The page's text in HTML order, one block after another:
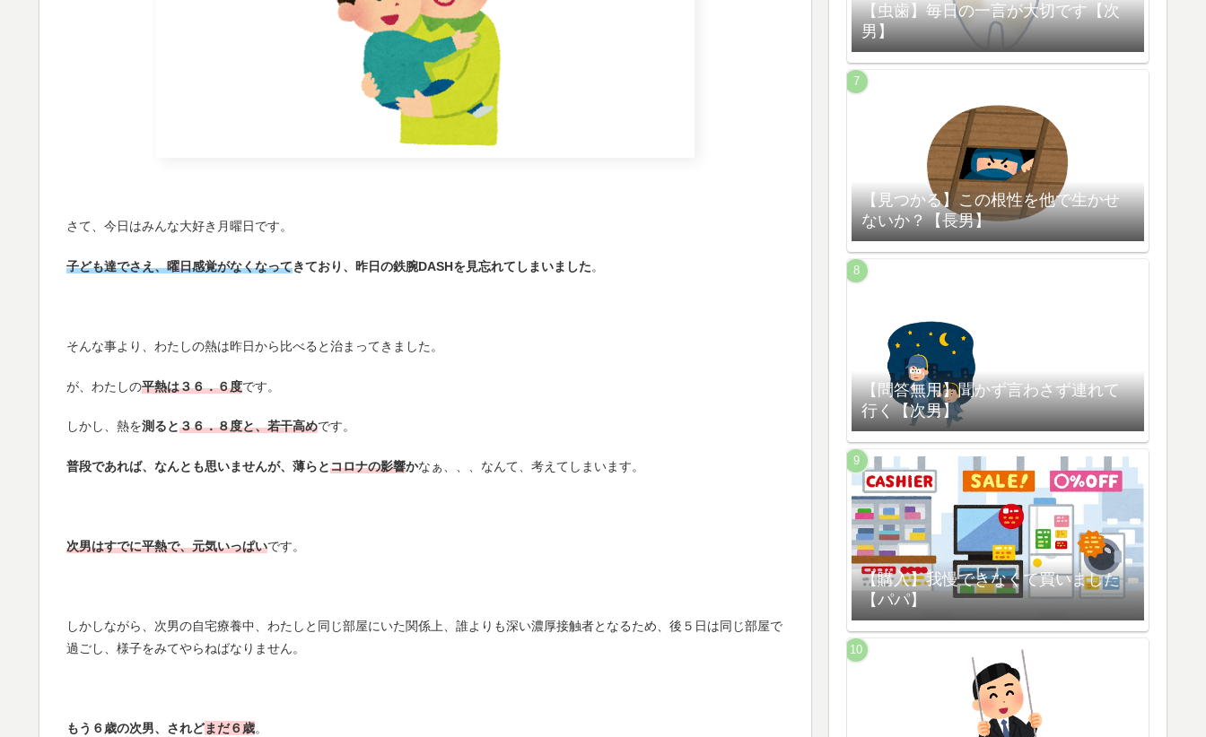
さて、今日はみんな大好き月曜日です。
子ども達でさえ、曜日感覚がなくなってきており、昨日の鉄腕DASHを見忘れてしまいました。
そんな事より、わたしの熱は昨日から比べると治まってきました。
が、わたしの平熱は３６．６度です。
しかし、熱を測ると３６．８度と、若干高めです。
普段であれば、なんとも思いませんが、薄らとコロナの影響かなぁ、、、なんて、考えてしまいます。
次男はすでに平熱で、元気いっぱいです。
しかしながら、次男の自宅療養中、わたしと同じ部屋にいた関係上、誰よりも深い濃厚接触者となるため、後５日は同じ部屋で
過ごし、様子をみてやらねばなりません。
もう６歳の次男、されどまだ６歳。
【虫歯】毎日の一言が大切です【次
男】
【見つかる】この根性を他で生かせ
ないか？【長男】
【問答無用】聞かず言わさず連れて
行く【次男】
【購入】我慢できなくて買いました
【パパ】